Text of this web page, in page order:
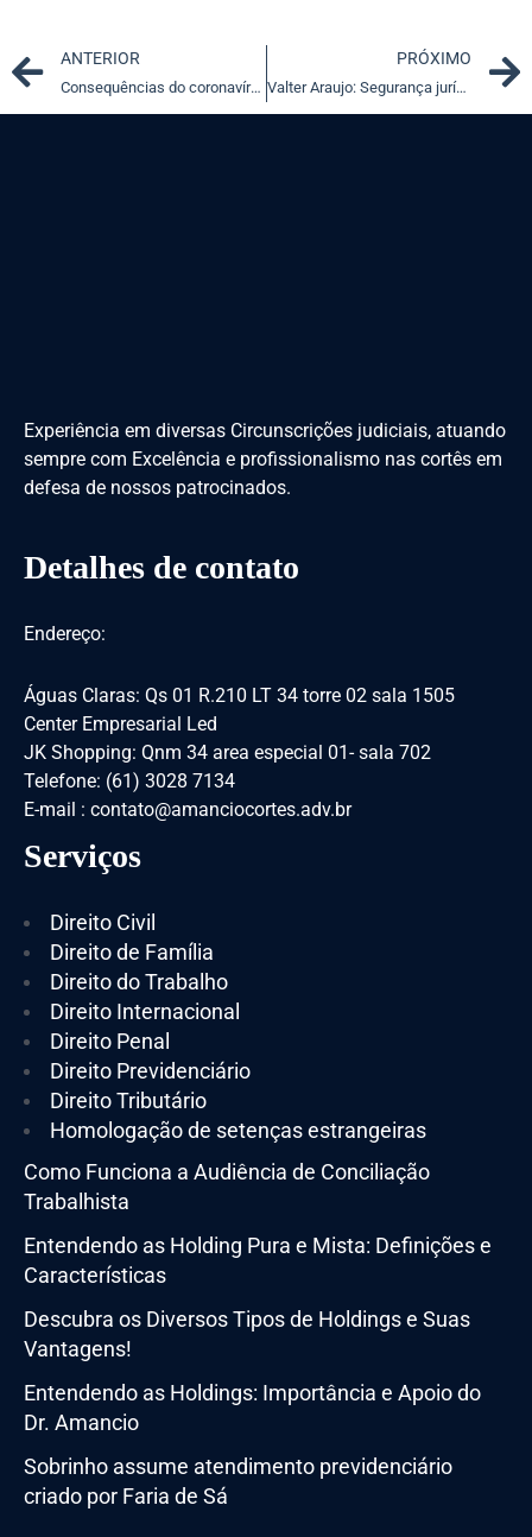
Prev
ANTERIOR
Consequências do coronavírus no Judiciário foram destaque na semana
PRÓXIMO
Valter Araujo: Segurança jurídica diante de atos administrativos ilegais
Experiência em diversas Circunscrições judiciais, atuando
sempre com Excelência e profissionalismo nas cortês em
defesa de nossos patrocinados.
Detalhes de contato
Endereço:
Águas Claras: Qs 01 R.210 LT 34 torre 02 sala 1505
Center Empresarial Led
JK Shopping: Qnm 34 area especial 01- sala 702
Telefone: (61) 3028 7134
E-mail : contato@amanciocortes.adv.br
Serviços
Direito Civil
Direito de Família
Direito do Trabalho
Direito Internacional
Direito Penal
Direito Previdenciário
Direito Tributário
Homologação de setenças estrangeiras
Como Funciona a Audiência de Conciliação
Trabalhista
Entendendo as Holding Pura e Mista: Definições e
Características
Descubra os Diversos Tipos de Holdings e Suas
Vantagens!
Entendendo as Holdings: Importância e Apoio do
Dr. Amancio
Sobrinho assume atendimento previdenciário
criado por Faria de Sá